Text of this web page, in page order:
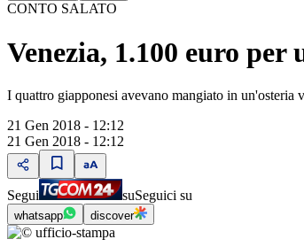
CONTO SALATO
Venezia, 1.100 euro
I quattro giapponesi avevano mangiato in
21 Gen 2018 - 12:12
21 Gen 2018 - 12:12
Segui suSeguici su
whatsapp discover